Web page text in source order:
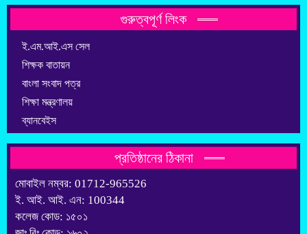
গুরুত্বপূর্ণ লিংক
ই.এম.আই.এস সেল
শিক্ষক বাতায়ন
বাংলা সংবাদ পত্র
শিক্ষা মন্ত্রণালয়
ব্যানবেইস
প্রতিষ্ঠানের ঠিকানা
মোবাইল নম্বর: 01712-965526
ই. আই. আই. এন: 100344
কলেজ কোড: ১৫০১